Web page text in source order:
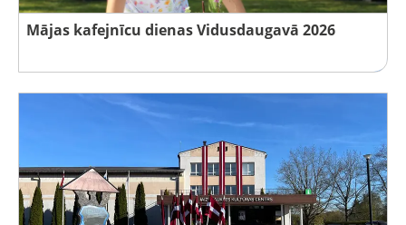
Mājas kafejnīcu dienas Vidusdaugavā 2026